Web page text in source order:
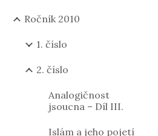
Ročník 2010
1. číslo
2. číslo
Analogičnost
jsoucna – Díl III.
Islám a jeho pojetí